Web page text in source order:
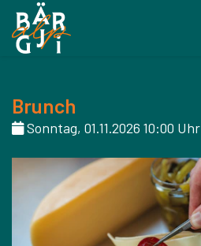
Brunch
Sonntag, 01.11.2026 10:00 Uhr